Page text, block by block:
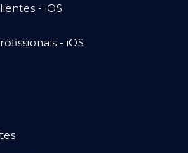
- iOS
- iOS